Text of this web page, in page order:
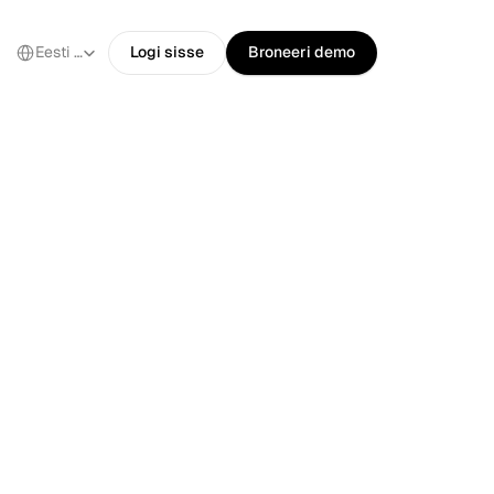
Eesti keel Logi sisse Broneeri demo